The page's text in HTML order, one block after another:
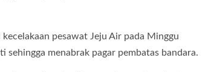
pesawat Jeju Air pada Minggu
menabrak pagar pembatas bandara.